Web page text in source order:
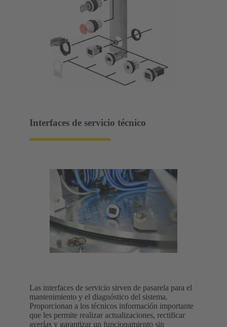
Interfaces de servicio técnico
Las interfaces de servicio sirven de pasarela para el
mantenimiento y el diagnóstico del sistema.
Proporcionan a los técnicos información importante
que les permite realizar actualizaciones, rectificar
averías y garantizar un funcionamiento sin